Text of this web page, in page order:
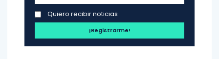
Quiero recibir noticias